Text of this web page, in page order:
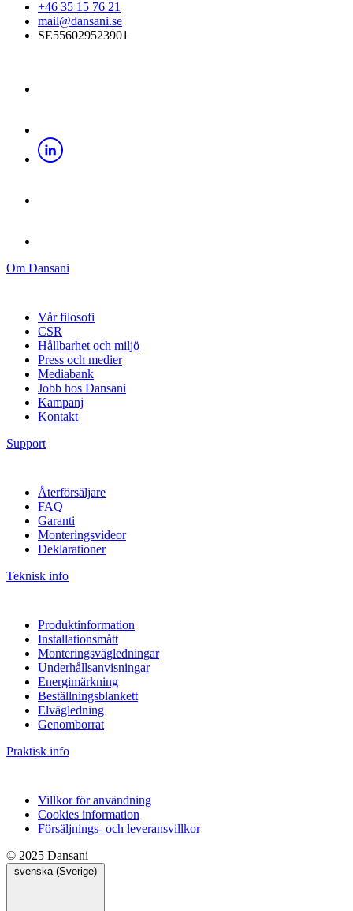
+46 35 15 76 21
mail@dansani.se
SE556029523901
Om Dansani
Vår filosofi
CSR
Hållbarhet och miljö
Press och medier
Mediabank
Jobb hos Dansani
Kampanj
Kontakt
Support
Återförsäljare
FAQ
Garanti
Monteringsvideor
Deklarationer
Teknisk info
Produktinformation
Installationsmått
Monteringsvägledningar
Underhållsanvisningar
Energimärkning
Beställningsblankett
Elvägledning
Genomborrat
Praktisk info
Villkor för användning
Cookies information
Försäljnings- och leveransvillkor
© 2025 Dansani
svenska (Sverige)